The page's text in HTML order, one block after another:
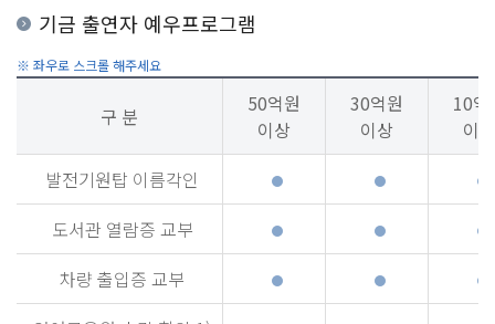
기금 출연자 예우프로그램
구 분
50억원
이상
30억원
이상
10억
이상
발전기원탑 이름각인
도서관 열람증 교부
차량 출입증 교부